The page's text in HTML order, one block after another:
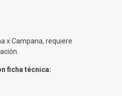
x Campana, requiere
ficha técnica: